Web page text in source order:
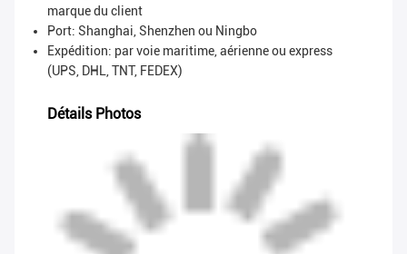
marque du client
Port: Shanghai, Shenzhen ou Ningbo
Expédition: par voie maritime, aérienne ou express
(UPS, DHL, TNT, FEDEX)
Détails Photos